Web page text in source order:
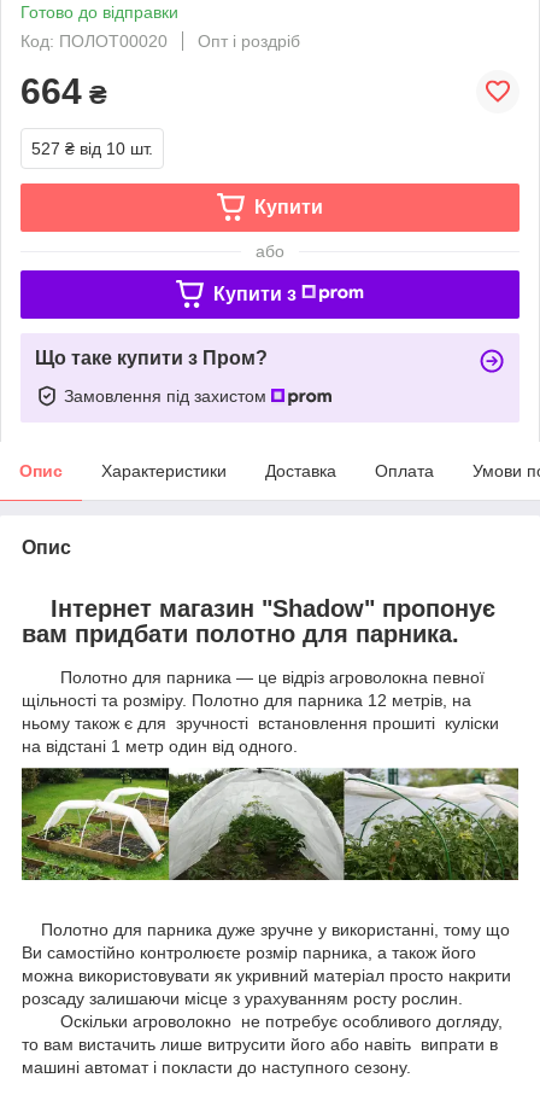
Готово до відправки
Код: ПОЛОТ00020
Опт і роздріб
664 ₴
527 ₴ від 10 шт.
Купити
або
Купити з
Що таке купити з Пром?
Замовлення під захистом
Опис Характеристики Доставка Оплата Умови
Опис
Інтернет магазин "Shadow" пропонує
вам придбати полотно для парника.
Полотно для парника — це відріз агроволокна певної
щільності та розміру. Полотно для парника 12 метрів, на
ньому також є для зручності встановлення прошиті куліски
на відстані 1 метр один від одного.
Полотно для парника дуже зручне у використанні, тому що
Ви самостійно контролюєте розмір парника, а також його
можна використовувати як укривний матеріал просто накрити
розсаду залишаючи місце з урахуванням росту рослин.
Оскільки агроволокно не потребує особливого догляду,
то вам вистачить лише витрусити його або навіть випрати в
машині автомат і покласти до наступного сезону.